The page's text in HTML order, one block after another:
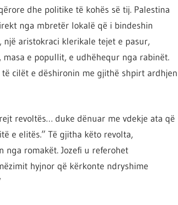
dhe politike të kohës së tij. Palestina
nga mbretër lokalë që i bindeshin
një aristokraci klerikale tejet e pasur,
e popullit, e udhëhequr nga rabinët.
cilët e dëshironin me gjithë shpirt ardhjen
revoltës… duke dënuar me vdekje ata që
e elitës.” Të gjitha këto revolta,
nga romakët. Jozefi u referohet
hyjnor që kërkonte ndryshime